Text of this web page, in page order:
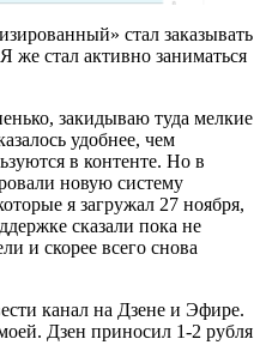
стал заказывать
же стал активно заниматься
закидываю туда мелкие
удобнее, чем
в контенте. Но в
новую систему
я загружал 27 ноября,
сказали пока не
и скорее всего снова
канал на Дзене и Эфире.
Дзен приносил 1-2 рубля